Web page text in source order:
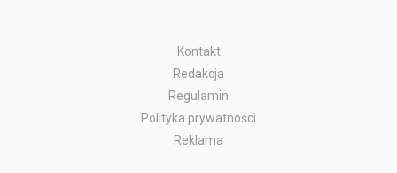
Kontakt
Redakcja
Regulamin
Polityka prywatności
Reklama